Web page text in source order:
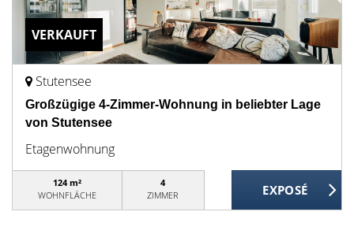
VERKAUFT
Stutensee
Großzügige 4-Zimmer-Wohnung in beliebter Lage
von Stutensee
Etagenwohnung
124 m²
WOHNFLÄCHE
4
ZIMMER